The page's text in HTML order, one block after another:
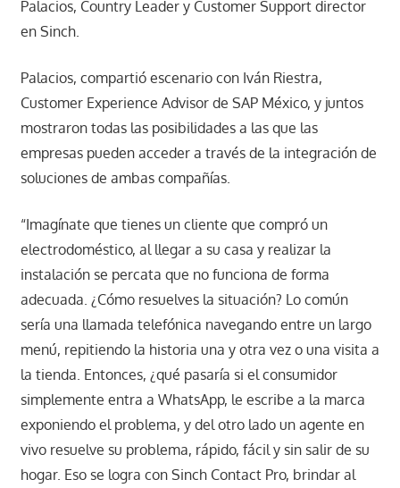
Palacios, Country Leader y Customer Support director
en Sinch.
Palacios, compartió escenario con Iván Riestra,
Customer Experience Advisor de SAP México, y juntos
mostraron todas las posibilidades a las que las
empresas pueden acceder a través de la integración de
soluciones de ambas compañías.
“Imagínate que tienes un cliente que compró un
electrodoméstico, al llegar a su casa y realizar la
instalación se percata que no funciona de forma
adecuada. ¿Cómo resuelves la situación? Lo común
sería una llamada telefónica navegando entre un largo
menú, repitiendo la historia una y otra vez o una visita a
la tienda. Entonces, ¿qué pasaría si el consumidor
simplemente entra a WhatsApp, le escribe a la marca
exponiendo el problema, y del otro lado un agente en
vivo resuelve su problema, rápido, fácil y sin salir de su
hogar. Eso se logra con Sinch Contact Pro, brindar al